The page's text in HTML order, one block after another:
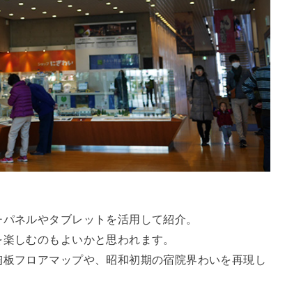
ネルやタブレットを活用して紹介。
しむのもよいかと思われます。
フロアマップや、昭和初期の宿院界わいを再現し